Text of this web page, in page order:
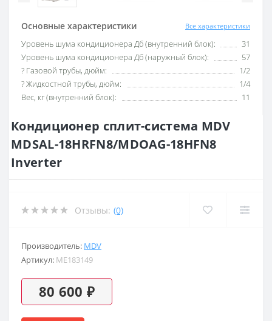
Основные характеристики Все характеристики
Уровень шума кондиционера Дб (внутренний блок):
31
Уровень шума кондиционера Дб (наружный блок):
57
? Газовой трубы, дюйм:
1/2
? Жидкостной трубы, дюйм:
1/4
Вес, кг (внутренний блок):
11
Кондиционер сплит-система MDV
MDSAL-18HRFN8/MDOAG-18HFN8
Inverter
Отзывы: (0)
Производитель: MDV
Артикул: ME183149
80 600 ₽